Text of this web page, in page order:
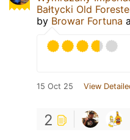
Bałtycki Old
by Browar Fortuna
15 Oct 25 View
2